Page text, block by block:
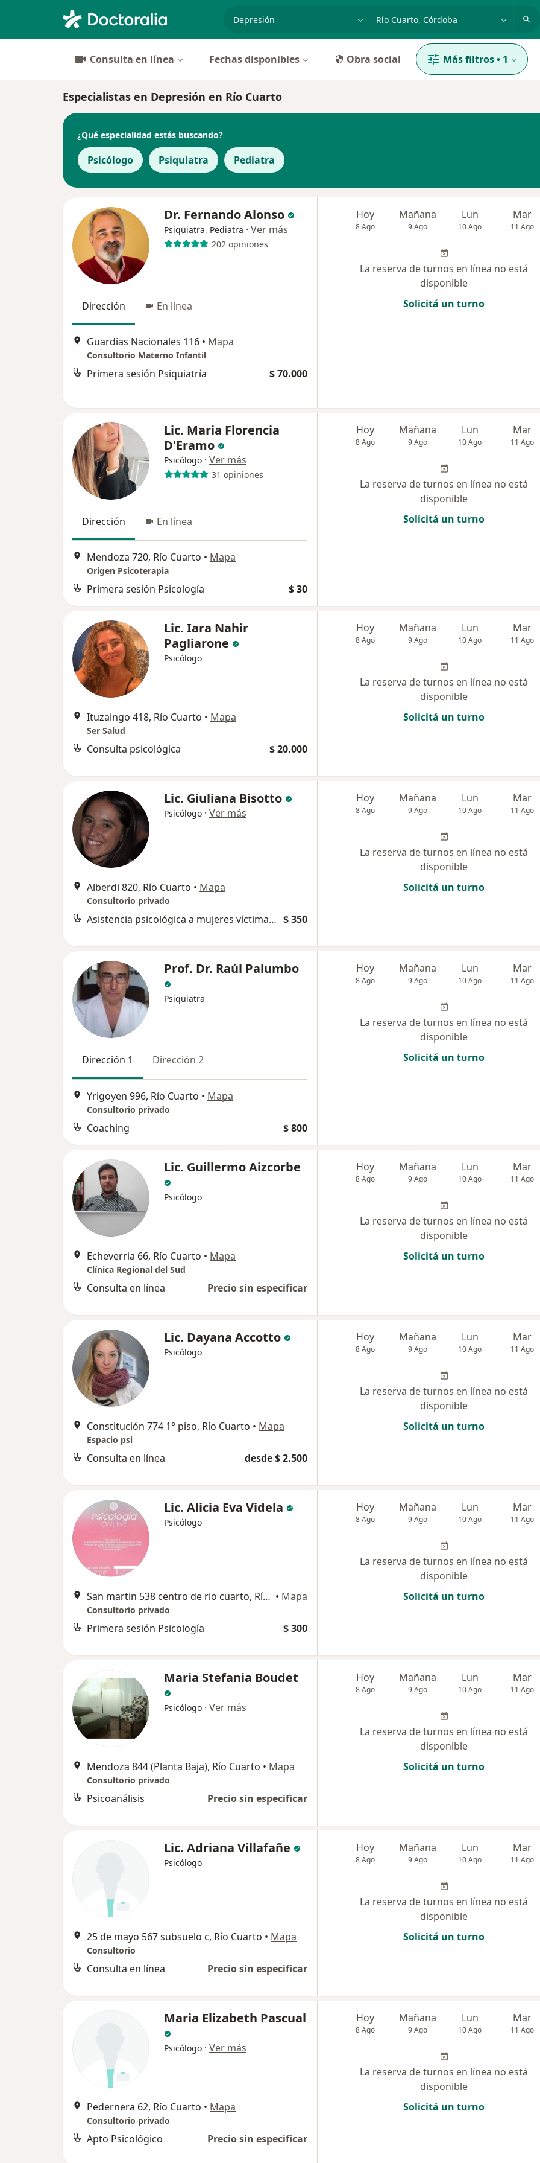
especialidad, enfermedad o nombrep. ej. Buenos Aires
Consulta en línea Fechas disponibles Obra social Más filtros• 1
Especialistas en Depresión en Río Cuarto
¿Qué especialidad estás buscando?
Psicólogo Psiquiatra Pediatra
Dr. Fernando Alonso
Psiquiatra, Pediatra · Ver más
202 opiniones
Dirección En línea
Guardias Nacionales 116 • Mapa
Consultorio Materno Infantil
Primera sesión Psiquiatría $ 70.000
Hoy
8 Ago
Mañana
9 Ago
Lun
10 Ago
Mar
11 Ago
La reserva de turnos en línea no está
disponible
Solicitá un turno
Lic. Maria Florencia
D'Eramo
Psicólogo · Ver más
31 opiniones
Dirección En línea
Mendoza 720, Río Cuarto • Mapa
Origen Psicoterapia
Primera sesión Psicología $ 30
Hoy
8 Ago
Mañana
9 Ago
Lun
10 Ago
Mar
11 Ago
La reserva de turnos en línea no está
disponible
Solicitá un turno
Lic. Iara Nahir
Pagliarone
Psicólogo
Ituzaingo 418, Río Cuarto • Mapa
Ser Salud
Consulta psicológica $ 20.000
Hoy
8 Ago
Mañana
9 Ago
Lun
10 Ago
Mar
11 Ago
La reserva de turnos en línea no está
disponible
Solicitá un turno
Lic. Giuliana Bisotto
Psicólogo · Ver más
Alberdi 820, Río Cuarto • Mapa
Consultorio privado
Asistencia psicológica a mujeres víctimas de violencia de género $ 350
Hoy
8 Ago
Mañana
9 Ago
Lun
10 Ago
Mar
11 Ago
La reserva de turnos en línea no está
disponible
Solicitá un turno
Prof. Dr. Raúl Palumbo
Psiquiatra
Dirección 1 Dirección 2
Yrigoyen 996, Río Cuarto • Mapa
Consultorio privado
Coaching $ 800
Hoy
8 Ago
Mañana
9 Ago
Lun
10 Ago
Mar
11 Ago
La reserva de turnos en línea no está
disponible
Solicitá un turno
Lic. Guillermo Aizcorbe
Psicólogo
Echeverria 66, Río Cuarto • Mapa
Clínica Regional del Sud
Consulta en línea Precio sin especificar
Hoy
8 Ago
Mañana
9 Ago
Lun
10 Ago
Mar
11 Ago
La reserva de turnos en línea no está
disponible
Solicitá un turno
Lic. Dayana Accotto
Psicólogo
Constitución 774 1° piso, Río Cuarto • Mapa
Espacio psi
Consulta en línea desde $ 2.500
Hoy
8 Ago
Mañana
9 Ago
Lun
10 Ago
Mar
11 Ago
La reserva de turnos en línea no está
disponible
Solicitá un turno
Lic. Alicia Eva Videla
Psicólogo
San martin 538 centro de rio cuarto, Río Cuarto • Mapa
Consultorio privado
Primera sesión Psicología $ 300
Hoy
8 Ago
Mañana
9 Ago
Lun
10 Ago
Mar
11 Ago
La reserva de turnos en línea no está
disponible
Solicitá un turno
Maria Stefania Boudet
Psicólogo · Ver más
Mendoza 844 (Planta Baja), Río Cuarto • Mapa
Consultorio privado
Psicoanálisis Precio sin especificar
Hoy
8 Ago
Mañana
9 Ago
Lun
10 Ago
Mar
11 Ago
La reserva de turnos en línea no está
disponible
Solicitá un turno
Lic. Adriana Villafañe
Psicólogo
25 de mayo 567 subsuelo c, Río Cuarto • Mapa
Consultorio
Consulta en línea Precio sin especificar
Hoy
8 Ago
Mañana
9 Ago
Lun
10 Ago
Mar
11 Ago
La reserva de turnos en línea no está
disponible
Solicitá un turno
Maria Elizabeth Pascual
Psicólogo · Ver más
Pedernera 62, Río Cuarto • Mapa
Consultorio privado
Apto Psicológico Precio sin especificar
Hoy
8 Ago
Mañana
9 Ago
Lun
10 Ago
Mar
11 Ago
La reserva de turnos en línea no está
disponible
Solicitá un turno